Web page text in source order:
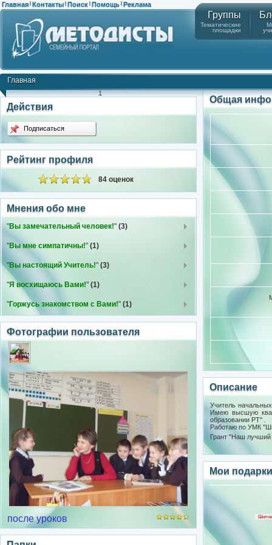
Главная | Контакты | Поиск | Помощь | Реклама
Группы
Тематические
площадки
Главная
1
Действия
Подписаться
Рейтинг профиля
84 оценок
Мнения обо мне
"Вы замечательный человек!" (3)
"Вы мне симпатичны!" (1)
"Вы настоящий Учитель!" (3)
"Я восхищаюсь Вами!" (1)
"Горжусь знакомством с Вами!" (1)
Фотографии пользователя
после уроков
Общая
Описание
Учитель
Имею высшую
образовании РТ" .
Работаю по УМК
Грант "Наш лучший
Мои подарки